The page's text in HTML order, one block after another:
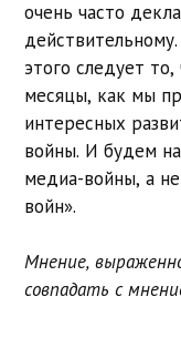
очень часто
этого следует
месяцы, как мы
интересных
войны. И будем
медиа-войны, а
войн».
Мнение,
совпадать с